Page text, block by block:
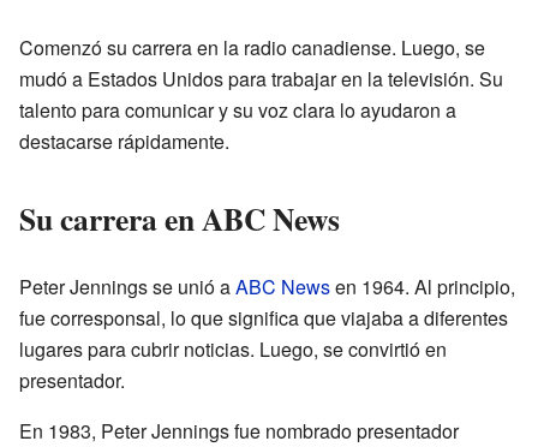
Comenzó su carrera en la radio canadiense. Luego, se
mudó a Estados Unidos para trabajar en la televisión. Su
talento para comunicar y su voz clara lo ayudaron a
destacarse rápidamente.
Su carrera en ABC News
Peter Jennings se unió aABC Newsen 1964. Al principio,
fue corresponsal, lo que significa que viajaba a diferentes
lugares para cubrir noticias. Luego, se convirtió en
presentador.
En 1983, Peter Jennings fue nombrado presentador